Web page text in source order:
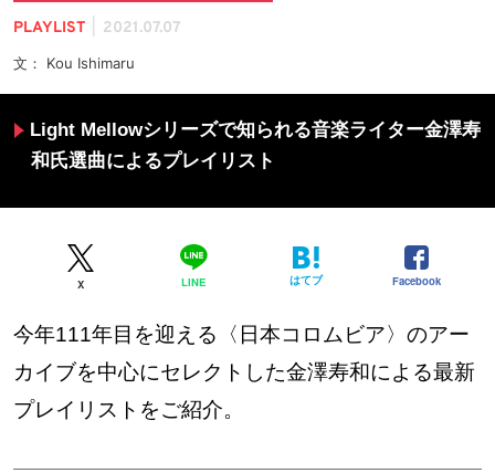
PLAYLIST 2021.07.07
文： Kou Ishimaru
Light Mellowシリーズで知られる音楽ライター金澤寿
和氏選曲によるプレイリスト
X LINE はてブ Facebook
今年111年目を迎える〈日本コロムビア〉のアー
カイブを中心にセレクトした金澤寿和による最新
プレイリストをご紹介。